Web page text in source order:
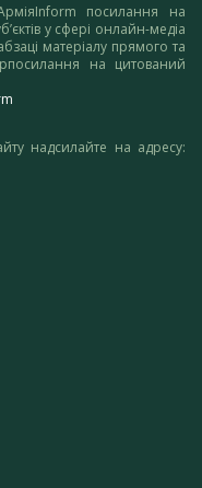
посилання на
у сфері онлайн-медіа
матеріалу прямого та
на цитований
надсилайте на адресу: